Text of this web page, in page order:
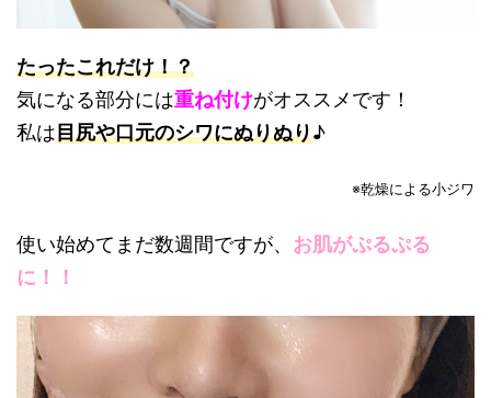
たったこれだけ！？
気になる部分には重ね付けがオススメです！
私は目尻や口元のシワにぬりぬり♪
※乾燥による小ジワ
使い始めてまだ数週間ですが、 お肌がぷるぷる
に！！